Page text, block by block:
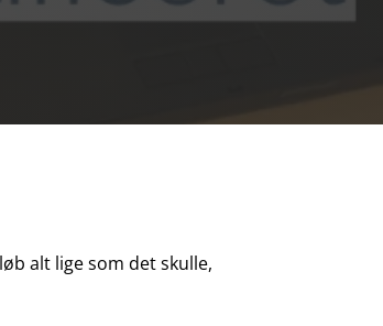
alt lige som det skulle,